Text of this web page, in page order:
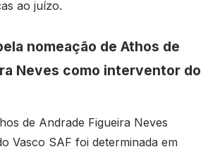
ao juízo.
nomeação de Athos de
Neves como interventor do
de Andrade Figueira Neves
Vasco SAF foi determinada em